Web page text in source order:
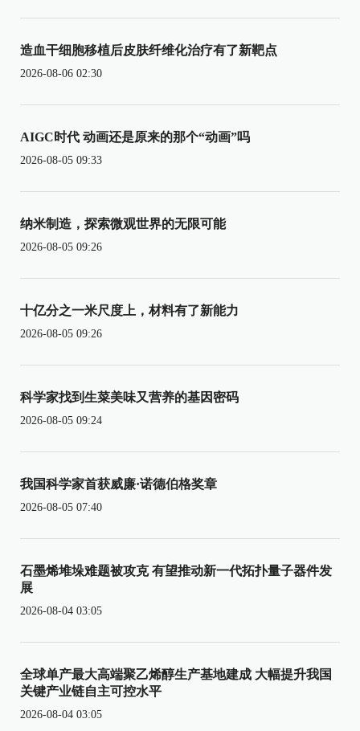
造血干细胞移植后皮肤纤维化治疗有了新靶点
2026-08-06 02:30
AIGC时代 动画还是原来的那个“动画”吗
2026-08-05 09:33
纳米制造，探索微观世界的无限可能
2026-08-05 09:26
十亿分之一米尺度上，材料有了新能力
2026-08-05 09:26
科学家找到生菜美味又营养的基因密码
2026-08-05 09:24
我国科学家首获威廉·诺德伯格奖章
2026-08-05 07:40
石墨烯堆垛难题被攻克 有望推动新一代拓扑量子器件发
展
2026-08-04 03:05
全球单产最大高端聚乙烯醇生产基地建成 大幅提升我国
关键产业链自主可控水平
2026-08-04 03:05